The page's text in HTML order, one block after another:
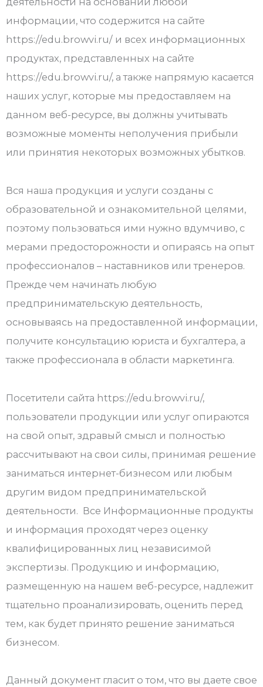
информации, что содержится на сайте
https://edu.browvi.ru/ и всех информационных
продуктах, представленных на сайте
https://edu.browvi.ru/, а также напрямую касается
наших услуг, которые мы предоставляем на
данном веб-ресурсе, вы должны учитывать
возможные моменты неполучения прибыли
или принятия некоторых возможных убытков.
Вся наша продукция и услуги созданы с
образовательной и ознакомительной целями,
поэтому пользоваться ими нужно вдумчиво, с
мерами предосторожности и опираясь на опыт
профессионалов – наставников или тренеров.
Прежде чем начинать любую
предпринимательскую деятельность,
основываясь на предоставленной информации,
получите консультацию юриста и бухгалтера, а
также профессионала в области маркетинга.
Посетители сайта https://edu.browvi.ru/,
пользователи продукции или услуг опираются
на свой опыт, здравый смысл и полностью
рассчитывают на свои силы, принимая решение
заниматься интернет-бизнесом или любым
другим видом предпринимательской
деятельности. Все Информационные продукты
и информация проходят через оценку
квалифицированных лиц независимой
экспертизы. Продукцию и информацию,
размещенную на нашем веб-ресурсе, надлежит
тщательно проанализировать, оценить перед
тем, как будет принято решение заниматься
бизнесом.
Данный документ гласит о том, что вы даете свое